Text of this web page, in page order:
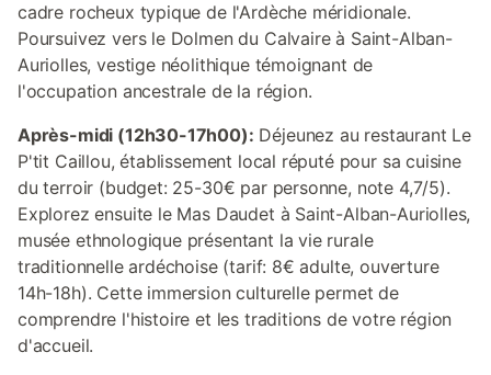
cadre rocheux typique de l'Ardèche méridionale.
Poursuivez vers le Dolmen du Calvaire à Saint-Alban-
Auriolles, vestige néolithique témoignant de
l'occupation ancestrale de la région.
Après-midi (12h30-17h00): Déjeunez au restaurant Le
P'tit Caillou, établissement local réputé pour sa cuisine
du terroir (budget: 25-30€ par personne, note 4,7/5).
Explorez ensuite le Mas Daudet à Saint-Alban-Auriolles,
musée ethnologique présentant la vie rurale
traditionnelle ardéchoise (tarif: 8€ adulte, ouverture
14h-18h). Cette immersion culturelle permet de
comprendre l'histoire et les traditions de votre région
d'accueil.